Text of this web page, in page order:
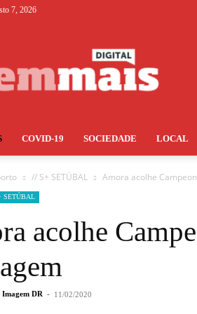
7, 2026
COVID-19 SOCIEDADE LOCAL
// S+ SETÚBAL Amora acolhe
SETÚBAL
acolhe
Imagem DR - 11/02/2020